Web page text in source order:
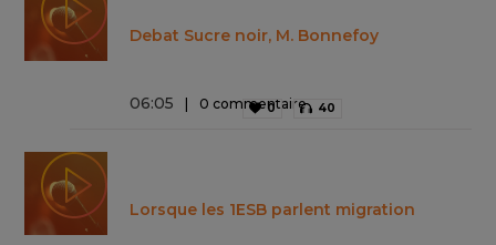
Debat Sucre noir, M. Bonnefoy
06:05 0 commentaire
0 40
Lorsque les 1ESB parlent migration